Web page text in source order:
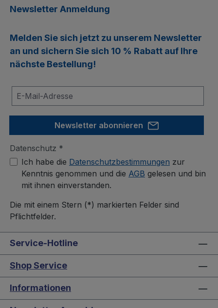
Newsletter Anmeldung
Melden Sie sich jetzt zu unserem Newsletter
an und sichern Sie sich 10 % Rabatt auf Ihre
nächste Bestellung!
Newsletter abonnieren
Datenschutz *
Ich habe die Datenschutzbestimmungen zur
Kenntnis genommen und die AGB gelesen und bin
mit ihnen einverstanden.
Die mit einem Stern (*) markierten Felder sind
Pflichtfelder.
Service-Hotline
Shop Service
Informationen